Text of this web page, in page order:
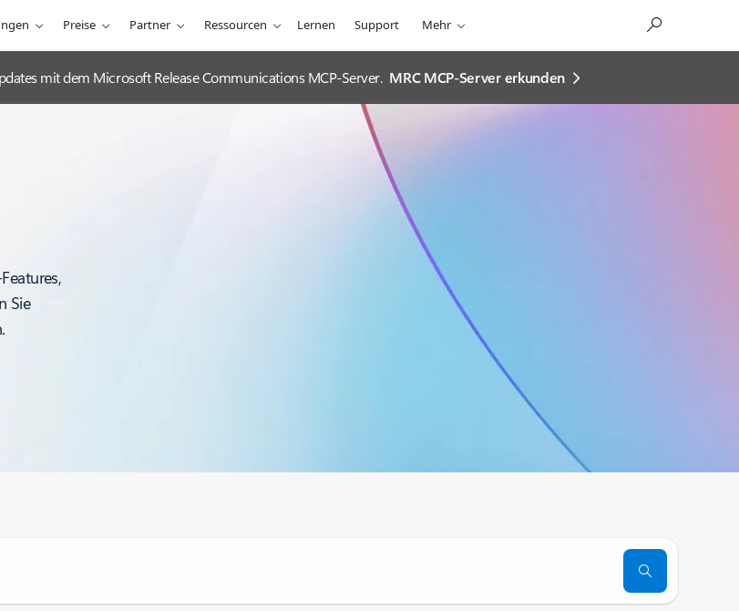
Preise Partner Ressourcen Lernen Support Mehr
mit dem Microsoft Release Communications MCP-Server. MRC MCP-Server erkunden
Sie